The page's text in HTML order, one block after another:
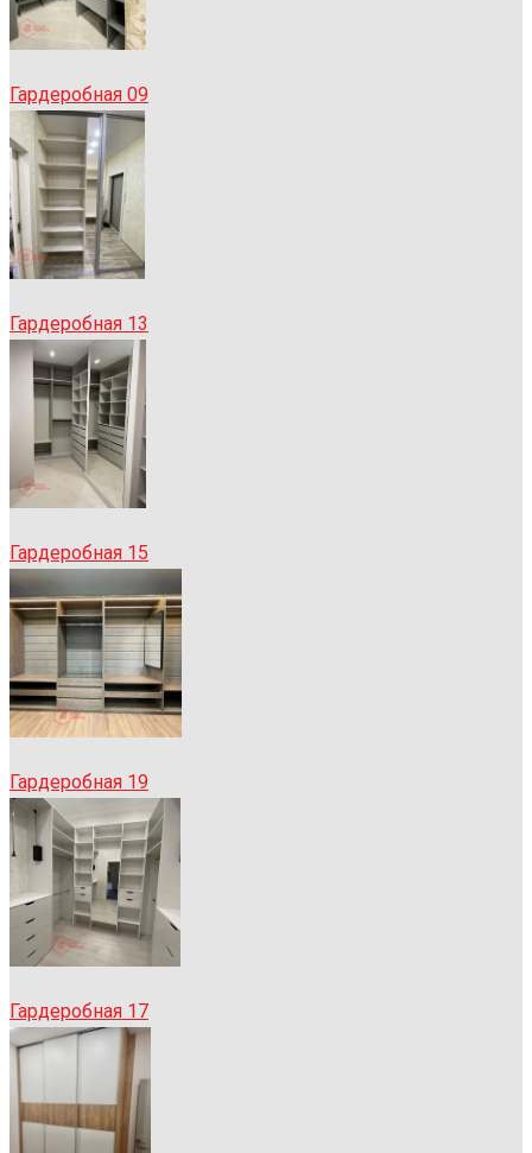
Гардеробная 09
Гардеробная 13
Гардеробная 15
Гардеробная 19
Гардеробная 17